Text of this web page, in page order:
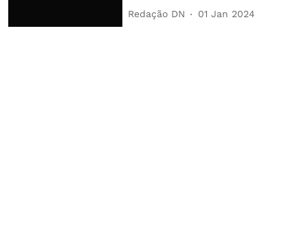
Redação DN 01 Jan 2024